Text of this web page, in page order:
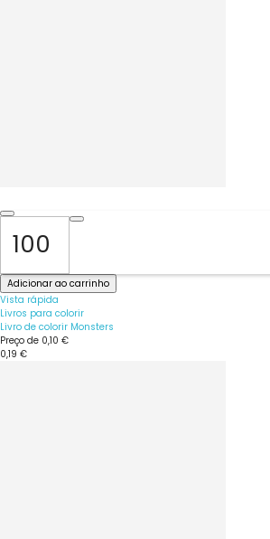
Adicionar ao carrinho
Vista rápida
Livros para colorir
Livro de colorir Monsters
Preço de 0,10 €
0,19 €